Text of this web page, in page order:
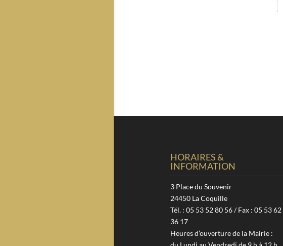
HORAIRES &
INFORMATION
3 Place du Souvenir
24450 La Coquille
Tél. : 05 53 52 80 56 / Fax : 05 53 62
36 17
Heures d’ouverture de la Mairie :